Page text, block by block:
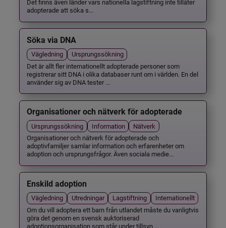
Det finns även länder vars nationella lagstiftning inte tillåter
adopterade att söka s...
Söka via DNA
Vägledning
Ursprungssökning
Det är allt fler internationellt adopterade personer som
registrerar sitt DNA i olika databaser runt om i världen. En del
använder sig av DNA tester ...
Organisationer och nätverk för adopterade
Ursprungssökning Information
Nätverk
Organisationer och nätverk för adopterade och
adoptivfamiljer samlar information och erfarenheter om
adoption och ursprungsfrågor. Även sociala medie...
Enskild adoption
Vägledning Utredningar Lagstiftning
Internationellt
Om du vill adoptera ett barn från utlandet måste du vanligtvis
göra det genom en svensk auktoriserad
adoptionsorganisation som står under tillsyn ...